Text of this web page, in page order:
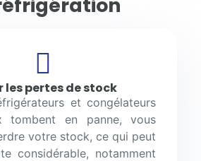
les pertes de stock
et congélateurs
tombent en panne, vous
votre stock, ce qui peut
considérable, notamment